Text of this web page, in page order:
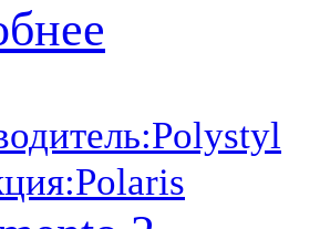
Polystyl
Polaris